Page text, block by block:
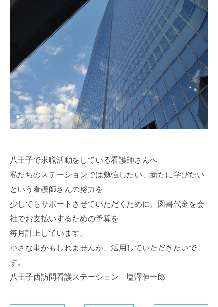
八王子で求職活動をしている看護師さんへ
私たちのステーションでは勉強したい、新たに学びたい
という看護師さんの努力を
少しでもサポートさせていただくために、図書代金を会
社でお支払いするための予算を
毎月計上しています。
小さな事かもしれませんが、活用していただきたいで
す。
八王子西訪問看護ステーション 塩澤伸一郎